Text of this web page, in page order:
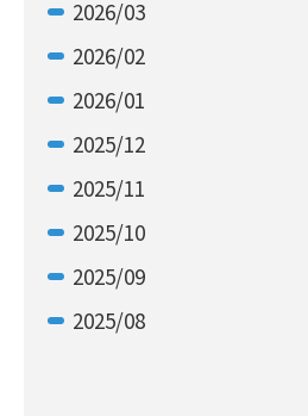
2026/03
2026/02
2026/01
2025/12
2025/11
2025/10
2025/09
2025/08